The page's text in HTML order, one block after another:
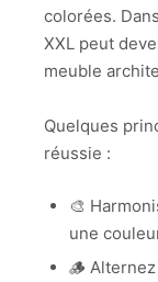
colorées.
XXL peut
meuble
Quelques
réussie :
🎨
une
🪵